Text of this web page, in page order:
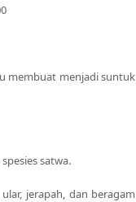
membuat menjadi suntuk
satwa.
jerapah, dan beragam